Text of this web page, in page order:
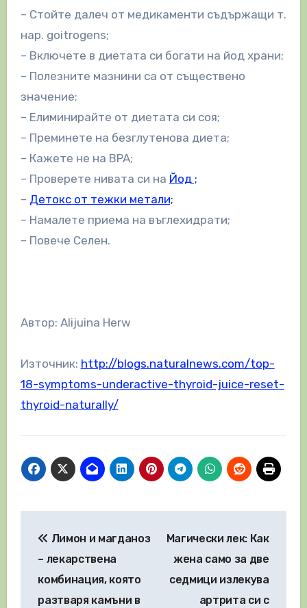
– Стойте далеч от медикаменти съдържащи т.
нар. goitrogens;
– Включете в диетата си богати на йод храни;
– Полезните мазнини са от съществено
значение;
– Елиминирайте от диетата си соя;
– Преминете на безглутенова диета;
– Кажете не на BPA;
– Проверете нивата си на Йод ;
– Детокс от тежки метали;
– Намалете приема на въглехидрати;
– Повече Селен.
Автор: Alijuina Herw
Източник: http://blogs.naturalnews.com/top-
18-symptoms-underactive-thyroid-juice-reset-
thyroid-naturally/
Лимон и магданоз
– лекарствена
комбинация, която
разтваря камъни в
Магически лек: Как
жена само за две
седмици излекува
артрита си с